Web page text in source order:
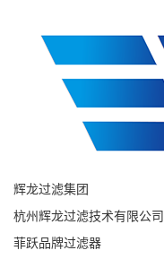
辉龙过滤集团
杭州辉龙过滤技术有限公司
菲跃品牌过滤器